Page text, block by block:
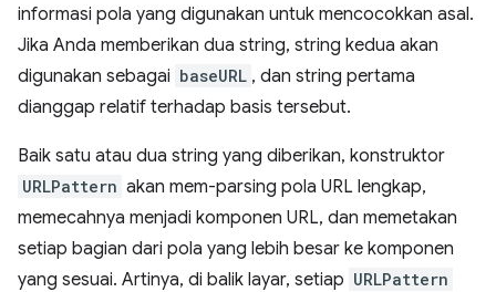
informasi pola yang digunakan untuk mencocokkan asal.
Jika Anda memberikan dua string, string kedua akan
digunakan sebagai baseURL , dan string pertama
dianggap relatif terhadap basis tersebut.
Baik satu atau dua string yang diberikan, konstruktor
URLPattern akan mem-parsing pola URL lengkap,
memecahnya menjadi komponen URL, dan memetakan
setiap bagian dari pola yang lebih besar ke komponen
yang sesuai. Artinya, di balik layar, setiap URLPattern